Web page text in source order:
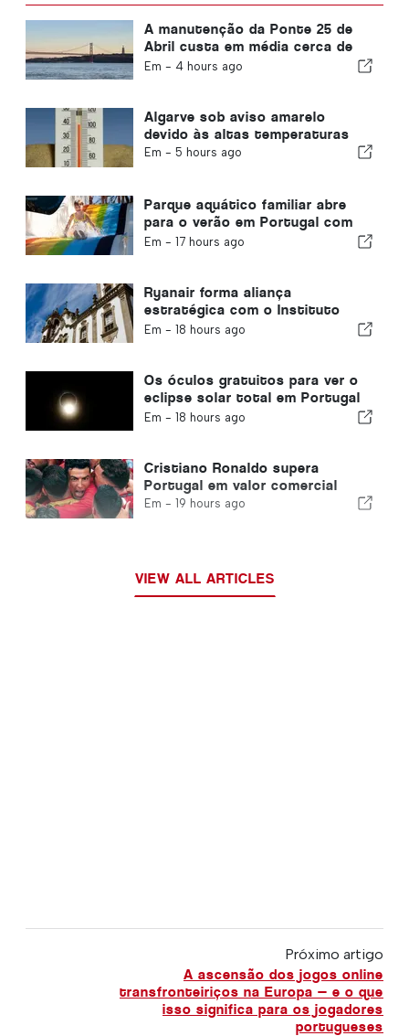
A manutenção da Ponte 25 de
Abril custa em média cerca de
1,6 milhões de euros por ano
Em - 4 hours ago
Algarve sob aviso amarelo
devido às altas temperaturas
Em - 5 hours ago
Parque aquático familiar abre
para o verão em Portugal com
ingressos de €2
Em - 17 hours ago
Ryanair forma aliança
estratégica com o Instituto
Piaget de Viseu para a Formação
Em - 18 hours ago
Os óculos gratuitos para ver o
eclipse solar total em Portugal
acabaram
Em - 18 hours ago
Cristiano Ronaldo supera
Portugal em valor comercial
Em - 19 hours ago
VIEW ALL ARTICLES
Próximo artigo
A ascensão dos jogos online
transfronteiriços na Europa — e o que
isso significa para os jogadores
portugueses